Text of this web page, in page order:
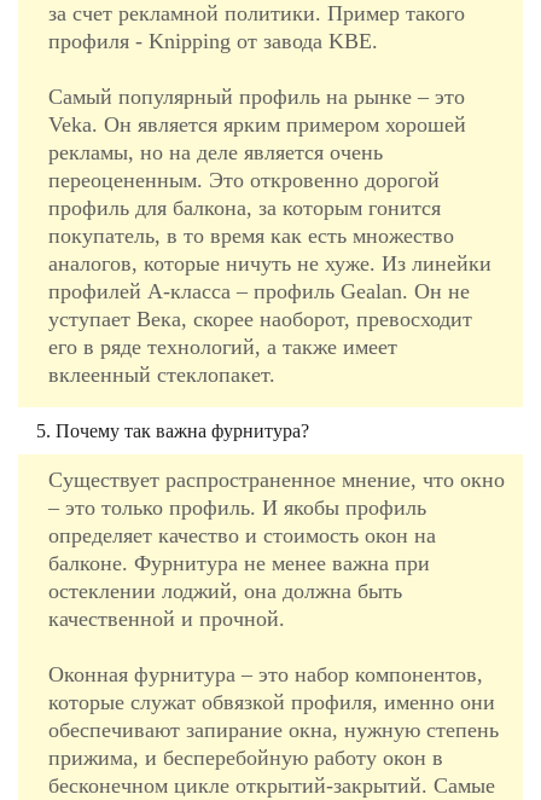
за счет рекламной политики. Пример такого
профиля - Knipping от завода KBE.
Самый популярный профиль на рынке – это
Veka. Он является ярким примером хорошей
рекламы, но на деле является очень
переоцененным. Это откровенно дорогой
профиль для балкона, за которым гонится
покупатель, в то время как есть множество
аналогов, которые ничуть не хуже. Из линейки
профилей А-класса – профиль Gealan. Он не
уступает Века, скорее наоборот, превосходит
его в ряде технологий, а также имеет
вклеенный стеклопакет.
5. Почему так важна фурнитура?
Существует распространенное мнение, что окно
– это только профиль. И якобы профиль
определяет качество и стоимость окон на
балконе. Фурнитура не менее важна при
остеклении лоджий, она должна быть
качественной и прочной.
Оконная фурнитура – это набор компонентов,
которые служат обвязкой профиля, именно они
обеспечивают запирание окна, нужную степень
прижима, и бесперебойную работу окон в
бесконечном цикле открытий-закрытий. Самые